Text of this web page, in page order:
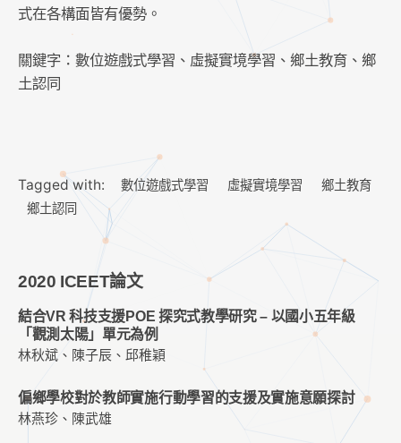
式在各構面皆有優勢。
關鍵字：數位遊戲式學習、虛擬實境學習、鄉土教育、鄉
土認同
Tagged with: 數位遊戲式學習 虛擬實境學習
鄉土教育
鄉土認同
2020 ICEET論文
結合VR 科技支援POE 探究式教學研究 – 以國小五年級
「觀測太陽」單元為例
林秋斌、陳子辰、邱稚穎
偏鄉學校對於教師實施行動學習的支援及實施意願探討
林燕珍、陳武雄